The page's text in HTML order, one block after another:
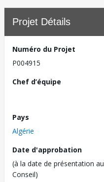
Projet Détails
Numéro du Projet
P004915
Chef d’équipe
Pays
Algérie
Date d'approbation
(à la date de présentation au
Conseil)